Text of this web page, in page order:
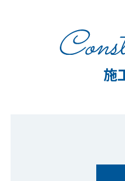
施